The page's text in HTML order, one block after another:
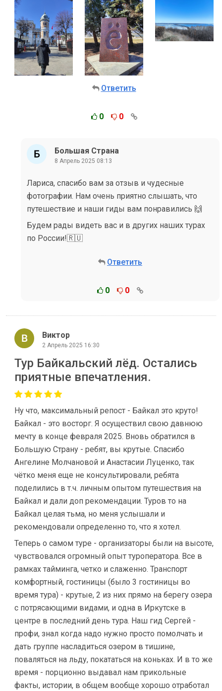
Ответить
0 0
Большая Страна
8 Апрель 2025 08:13
Лариса, спасибо вам за отзыв и чудесные
фотографии. Нам очень приятно слышать, что
путешествие и наши гиды вам понравились 🙌
Будем рады видеть вас и в других наших турах
по России!🇷🇺
Ответить
0 0
Виктор
2 Апрель 2025 16:30
Тур Байкальский лёд. Остались
приятные впечатления.
Ну что, максимальный репост - Байкал это круто!
Байкал - это восторг. Я осуществил свою давнюю
мечту в конце февраля 2025. Вновь обратился в
Большую Страну - ребят, вы крутые. Спасибо
Ангелине Молчановой и Анастасии Луценко, так
чётко меня еще не консультировали, ребята
поделились в т.ч. личным опытом путешествия на
Байкал и дали доп рекомендации. Туров то на
Байкал целая тьма, но меня услышали и
рекомендовали определенно то, что я хотел.
Теперь о самом туре - организаторы были на высоте,
чувствовался огромный опыт туроператора. Все в
рамках тайминга, четко и слаженно. Транспорт
комфортный, гостиницы (было 3 гостиницы во
время тура) - крутые, 2 из них прямо на берегу озера
с потрясающими видами, и одна в Иркутске в
центре в последний день тура. Наш гид Сергей -
профи, знал когда надо нужно просто помолчать и
дать группе насладиться озером в тишине,
поваляться на льду, покататься на коньках. И в то же
время - порционно выдавал нам прикольные
факты, истории, в общем вообще хорошо отработал